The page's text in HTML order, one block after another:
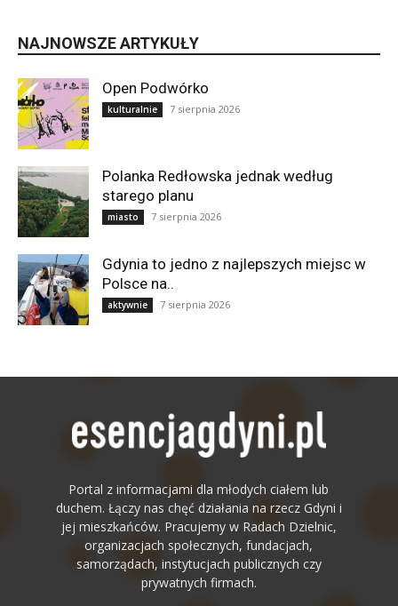
NAJNOWSZE ARTYKUŁY
Open Podwórko
kulturalnie 7 sierpnia 2026
Polanka Redłowska jednak według
starego planu
miasto 7 sierpnia 2026
Gdynia to jedno z najlepszych miejsc w
Polsce na..
aktywnie 7 sierpnia 2026
Portal z informacjami dla młodych ciałem lub
duchem. Łączy nas chęć działania na rzecz Gdyni i
jej mieszkańców. Pracujemy w Radach Dzielnic,
organizacjach społecznych, fundacjach,
samorządach, instytucjach publicznych czy
prywatnych firmach.